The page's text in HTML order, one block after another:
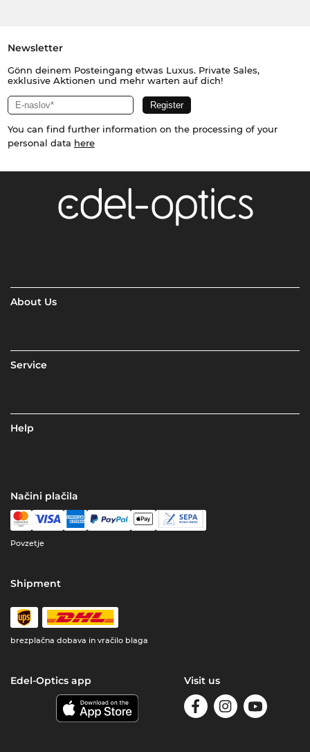
Newsletter
Gönn deinem Posteingang etwas Luxus. Private Sales,
exklusive Aktionen und mehr warten auf dich!
You can find further information on the processing of your
personal data here
About Us
Service
Help
Načini plačila
Povzetje
Shipment
brezplačna dobava in vračilo blaga
Edel-Optics app Visit us